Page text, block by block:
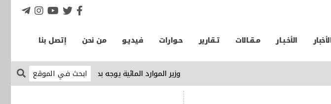
الأخـبـار مـقـالات تـقارير حـوارات فيديـو من نحن إتصل بنا
وزير الموارد المائية يوجه بحلول فنية لمعالجة مشكلات